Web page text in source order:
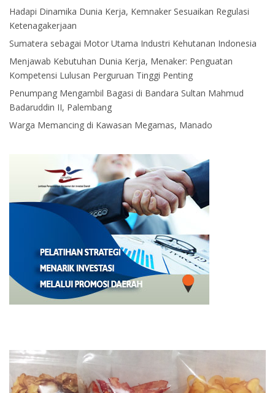
Hadapi Dinamika Dunia Kerja, Kemnaker Sesuaikan Regulasi
Ketenagakerjaan
Sumatera sebagai Motor Utama Industri Kehutanan Indonesia
Menjawab Kebutuhan Dunia Kerja, Menaker: Penguatan
Kompetensi Lulusan Perguruan Tinggi Penting
Penumpang Mengambil Bagasi di Bandara Sultan Mahmud
Badaruddin II, Palembang
Warga Memancing di Kawasan Megamas, Manado